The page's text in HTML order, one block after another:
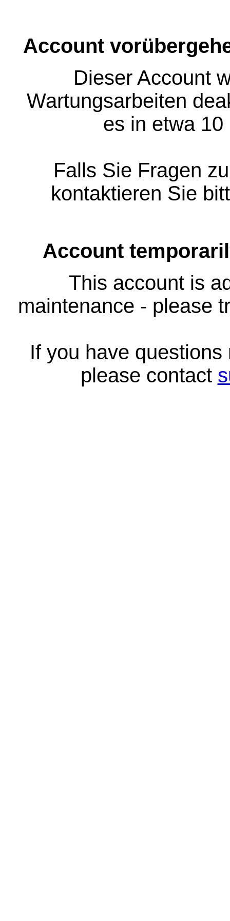
Account
Dieser Account
Wartungsarbeiten
es in etwa
Falls Sie Fragen
kontaktieren Sie
Account
This account is
maintenance - please
If you have
please contact